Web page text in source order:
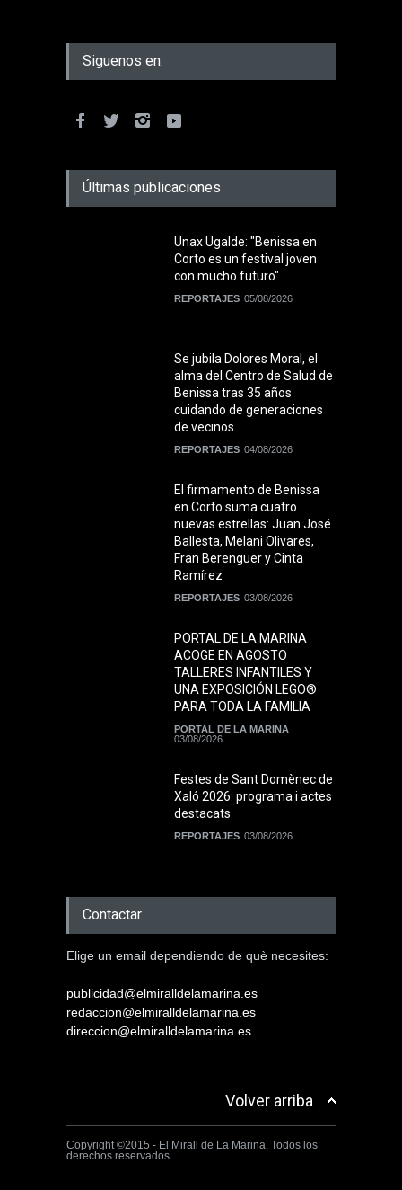
Siguenos en:
Últimas publicaciones
Unax Ugalde: "Benissa en
Corto es un festival joven
con mucho futuro"
REPORTAJES 05/08/2026
Se jubila Dolores Moral, el
alma del Centro de Salud de
Benissa tras 35 años
cuidando de generaciones
de vecinos
REPORTAJES 04/08/2026
El firmamento de Benissa
en Corto suma cuatro
nuevas estrellas: Juan José
Ballesta, Melani Olivares,
Fran Berenguer y Cinta
Ramírez
REPORTAJES 03/08/2026
PORTAL DE LA MARINA
ACOGE EN AGOSTO
TALLERES INFANTILES Y
UNA EXPOSICIÓN LEGO®
PARA TODA LA FAMILIA
PORTAL DE LA MARINA
03/08/2026
Festes de Sant Domènec de
Xaló 2026: programa i actes
destacats
REPORTAJES 03/08/2026
Contactar
Elige un email dependiendo de què necesites:
publicidad@elmiralldelamarina.es
redaccion@elmiralldelamarina.es
direccion@elmiralldelamarina.es
Volver arriba
Copyright ©2015 - El Mirall de La Marina. Todos los
derechos reservados.